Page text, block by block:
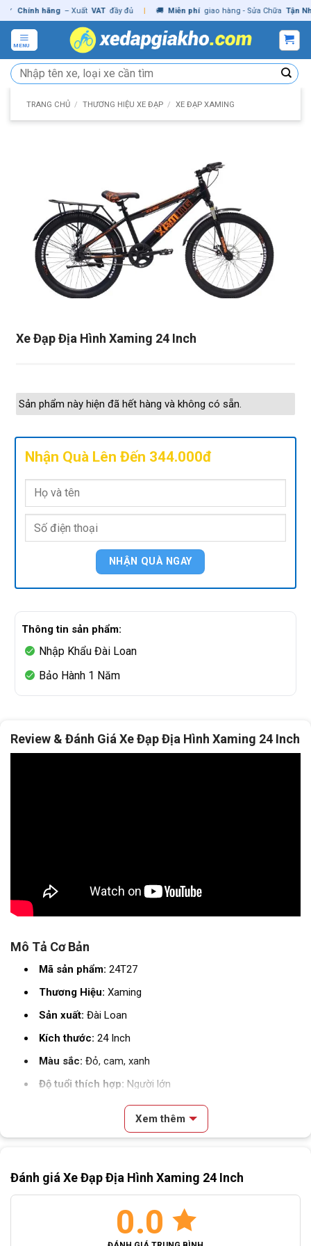
Skip
to
content
hãng – Xuất VAT đầy đủ | 🚚 Miễn phí giao hàng - Sửa Chữa Tận Nhà ✓
MENU
Tìm
kiếm:
TRANG CHỦ / THƯƠNG HIỆU XE ĐẠP / XE ĐẠP XAMING
Xe Đạp Địa Hình Xaming 24 Inch
Sản phẩm này hiện đã hết hàng và không có sẵn.
Nhận Quà Lên Đến 344.000đ
Thông tin sản phẩm:
Nhập Khẩu Đài Loan
Bảo Hành 1 Năm
Review & Đánh Giá Xe Đạp Địa Hình Xaming 24 Inch
Mô Tả Cơ Bản
Thương Hiệu Xe Đạp Xaming
Những Đặt Điểm Nổi Trội Của Xe Đạp Địa Hình Xaming 24 Inch
Review & Đánh Giá Xe Đạp Địa Hình Xaming 24 Inch
Mô Tả Cơ Bản
Mã sản phẩm: 24T27
Thương Hiệu: Xaming
Sản xuất: Đài Loan
Kích thước: 24 Inch
Màu sắc: Đỏ, cam, xanh
Độ tuổi thích hợp: Người lớn
Xe Đạp Thể Thao
Kích cỡ 24 inch
Đỏ, cam, xanh
Xem thêm
Đánh giá Xe Đạp Địa Hình Xaming 24 Inch
0.0